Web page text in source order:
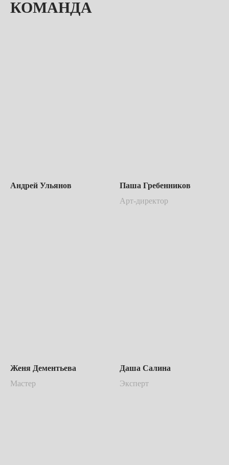
КОМАНДА
Андрей Ульянов
Паша Гребенников
Арт-директор
Женя Дементьева
Мастер
Даша Салина
Эксперт